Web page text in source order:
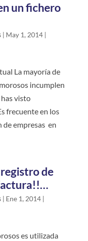
un fichero
| May 1, 2014|
La mayoría de
incumplen
has visto
frecuente en los
empresas en
de
| Ene 1, 2014|
es utilizada